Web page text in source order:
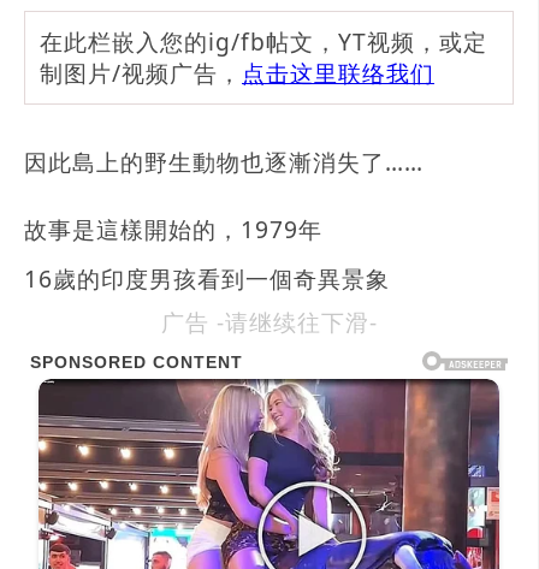
在此栏嵌入您的ig/fb帖文，YT视频，或定
制图片/视频广告， 点击这里联络我们
因此島上的野生動物也逐漸消失了……
故事是這樣開始的，1979年
16歲的印度男孩看到一個奇異景象
广告 -请继续往下滑-